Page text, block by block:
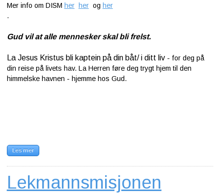
Mer info om DISM her herog her
.
Gud vil at alle mennesker skal bli frelst.
La Jesus Kristus bli kaptein på din båt/ i ditt liv- for deg på
din reise på livets hav. La Herren føre deg trygt hjem til den
himmelske havnen - hjemme hos Gud.
Les mer
Lekmannsmisjonen